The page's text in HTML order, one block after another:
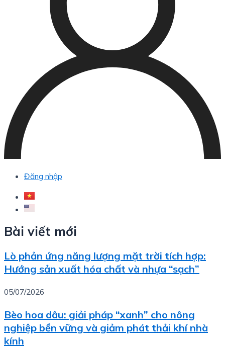
Đăng nhập
Bài viết mới
Lò phản ứng năng lượng mặt trời tích hợp:
Hướng sản xuất hóa chất và nhựa “sạch”
05/07/2026
Bèo hoa dâu: giải pháp “xanh” cho nông
nghiệp bền vững và giảm phát thải khí nhà
kính